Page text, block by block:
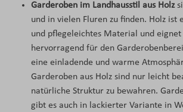
Garderoben im Landhausstil aus Holz
und in vielen Fluren zu finden. Holz ist
und pflegeleichtes Material und eignet
hervorragend für den
eine einladende und warme
Garderoben aus Holz sind nur leicht
natürliche Struktur zu bewahren.
gibt es auch in lackierter Variante in